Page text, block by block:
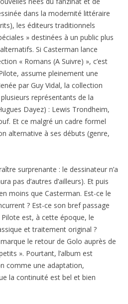
dans la modernité littéraire
les éditeurs traditionnels
» destinées à un public plus
Si Casterman lance
« Romans (A Suivre) », c’est
assume pleinement une
par Guy Vidal, la collection
représentants de la
Dayez) : Lewis Trondheim,
Et ce malgré un cadre formel
alternative à ses débuts (genre,
surprenante : le dessinateur n’a
pas d’autres d’ailleurs). Et puis
moins que Casterman. Est-ce le
? Est-ce son bref passage
Pilote est, à cette époque, le
et traitement original ?
le retour de Golo auprès de
». Pourtant, l’album est
comme une adaptation,
la continuité est bel et bien